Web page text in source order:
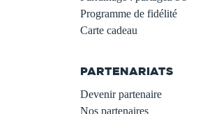
Programme de fidélité
Carte cadeau
PARTENARIATS
Devenir partenaire
Nos partenaires